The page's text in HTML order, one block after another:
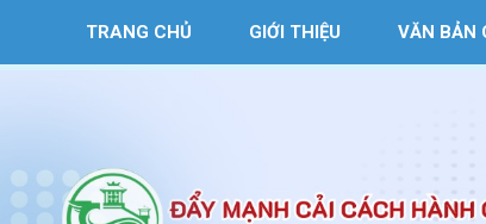
TRANG CHỦ GIỚI THIỆU VĂN BẢN